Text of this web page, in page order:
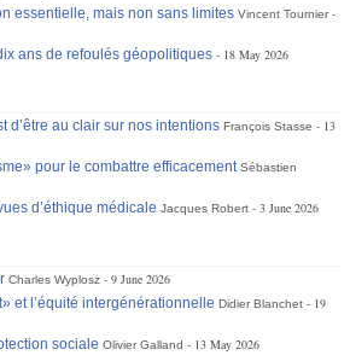
essentielle, mais non sans limites Vincent Tournier
ans de refoulés géopolitiques
18 May 2026
d’être au clair sur nos intentions François Stasse
13
pour le combattre efficacement Sébastien
d’éthique médicale Jacques Robert 3 June 2026
Charles Wyplosz
9 June 2026
et l’équité intergénérationnelle Didier Blanchet
19
sociale Olivier Galland 13 May 2026